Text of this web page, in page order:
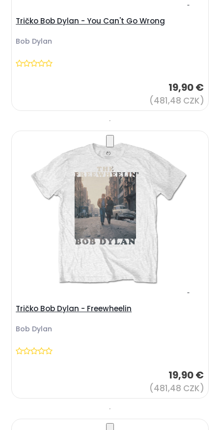
Tričko Bob Dylan - You Can't Go Wrong
Bob Dylan
19,90 €
(481,48 CZK)
Tričko Bob Dylan - Freewheelin
Bob Dylan
19,90 €
(481,48 CZK)